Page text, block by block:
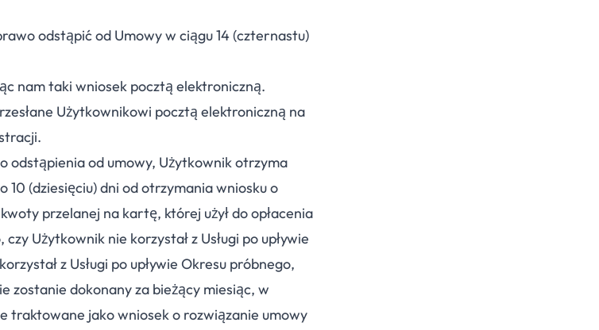
odstąpić od Umowy w ciągu 14 (czternastu)
nam taki wniosek pocztą elektroniczną.
Użytkownikowi pocztą elektroniczną na
odstąpienia od umowy, Użytkownik otrzyma
(dziesięciu) dni od otrzymania wniosku o
przelanej na kartę, której użył do opłacenia
Użytkownik nie korzystał z Usługi po upływie
z Usługi po upływie Okresu próbnego,
zostanie dokonany za bieżący miesiąc, w
traktowane jako wniosek o rozwiązanie umowy